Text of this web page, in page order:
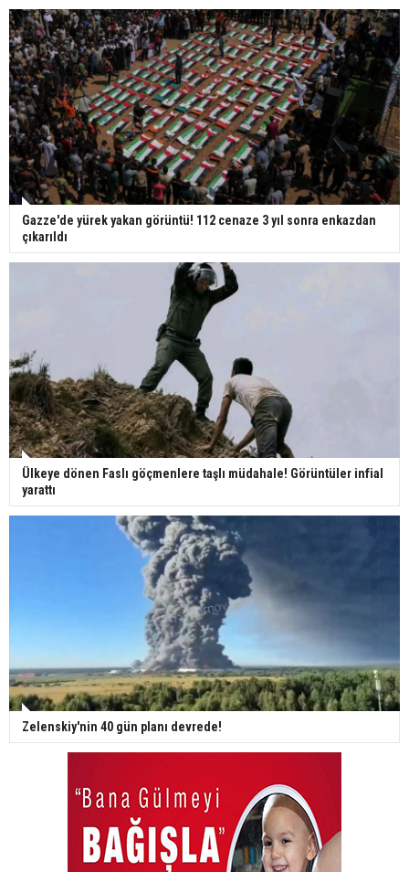
Gazze'de yürek yakan görüntü! 112 cenaze 3 yıl sonra enkazdan
çıkarıldı
Ülkeye dönen Faslı göçmenlere taşlı müdahale! Görüntüler infial
yarattı
Zelenskiy'nin 40 gün planı devrede!